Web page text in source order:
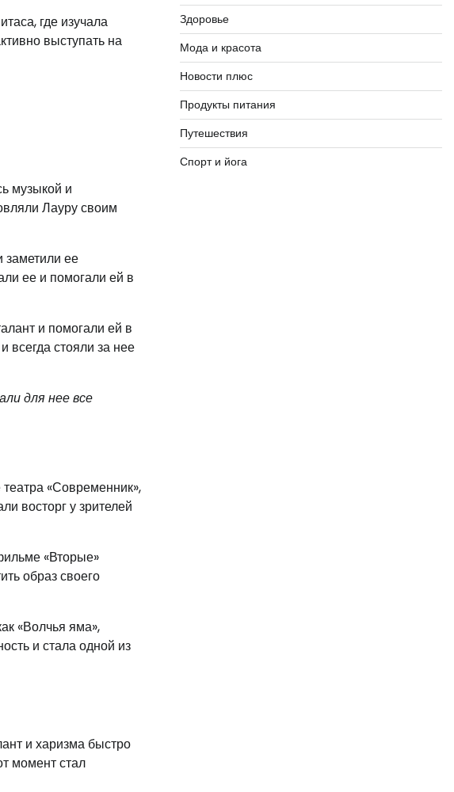
где изучала
выступать на
музыкой и
Лауру своим
заметили ее
ее и помогали ей в
и помогали ей в
стояли за нее
для нее все
«Современник»,
восторг у зрителей
«Вторые»
образ своего
«Волчья яма»,
и стала одной из
и харизма быстро
момент стал
Здоровье
Мода и красота
Новости плюс
Продукты питания
Путешествия
Спорт и йога